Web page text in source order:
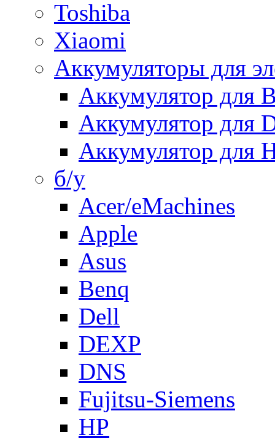
Toshiba
Xiaomi
Аккумуляторы для
Аккумулятор для
Аккумулятор для
Аккумулятор для
б/у
Acer/eMachines
Apple
Asus
Benq
Dell
DEXP
DNS
Fujitsu-Siemens
HP